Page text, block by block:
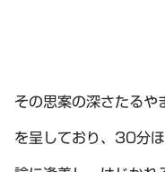
その思案の深さたるや
を呈しており、30分